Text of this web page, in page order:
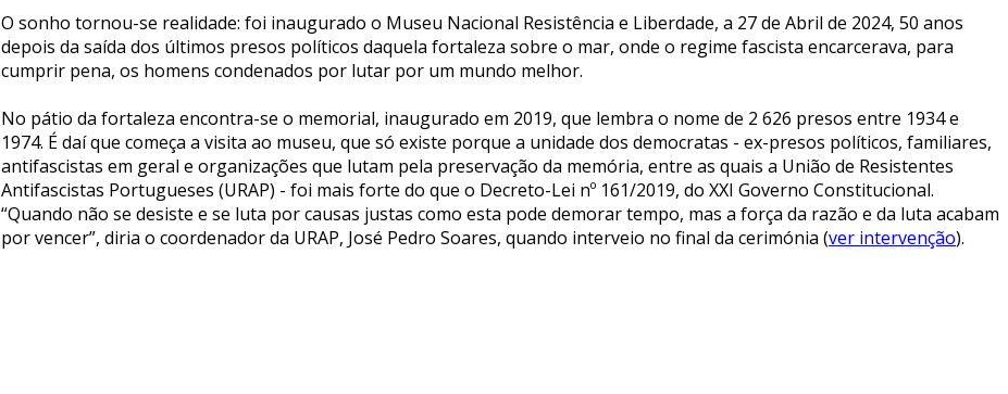
O sonho tornou-se realidade: foi inaugurado o Museu Nacional Resistência e Liberdade, a 27 de Abril de 2024, 50 anos
depois da saída dos últimos presos políticos daquela fortaleza sobre o mar, onde o regime fascista encarcerava, para
cumprir pena, os homens condenados por lutar por um mundo melhor.
No pátio da fortaleza encontra-se o memorial, inaugurado em 2019, que lembra o nome de 2 626 presos entre 1934 e
1974. É daí que começa a visita ao museu, que só existe porque a unidade dos democratas - ex-presos políticos, familiares,
antifascistas em geral e organizações que lutam pela preservação da memória, entre as quais a União de Resistentes
Antifascistas Portugueses (URAP) - foi mais forte do que o Decreto-Lei nº 161/2019, do XXI Governo Constitucional.
“Quando não se desiste e se luta por causas justas como esta pode demorar tempo, mas a força da razão e da luta acabam
por vencer”, diria o coordenador da URAP, José Pedro Soares, quando interveio no final da cerimónia (ver intervenção).